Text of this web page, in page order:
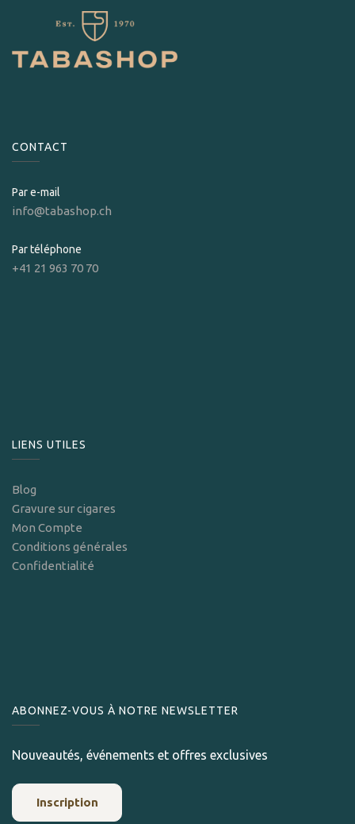
CONTACT
Par e-mail
info@tabashop.ch
Par téléphone
+41 21 963 70 70
LIENS UTILES
Blog
Gravure sur cigares
Mon Compte
Conditions générales
Confidentialité
ABONNEZ-VOUS À NOTRE NEWSLETTER
Nouveautés, événements et offres exclusives
Inscription